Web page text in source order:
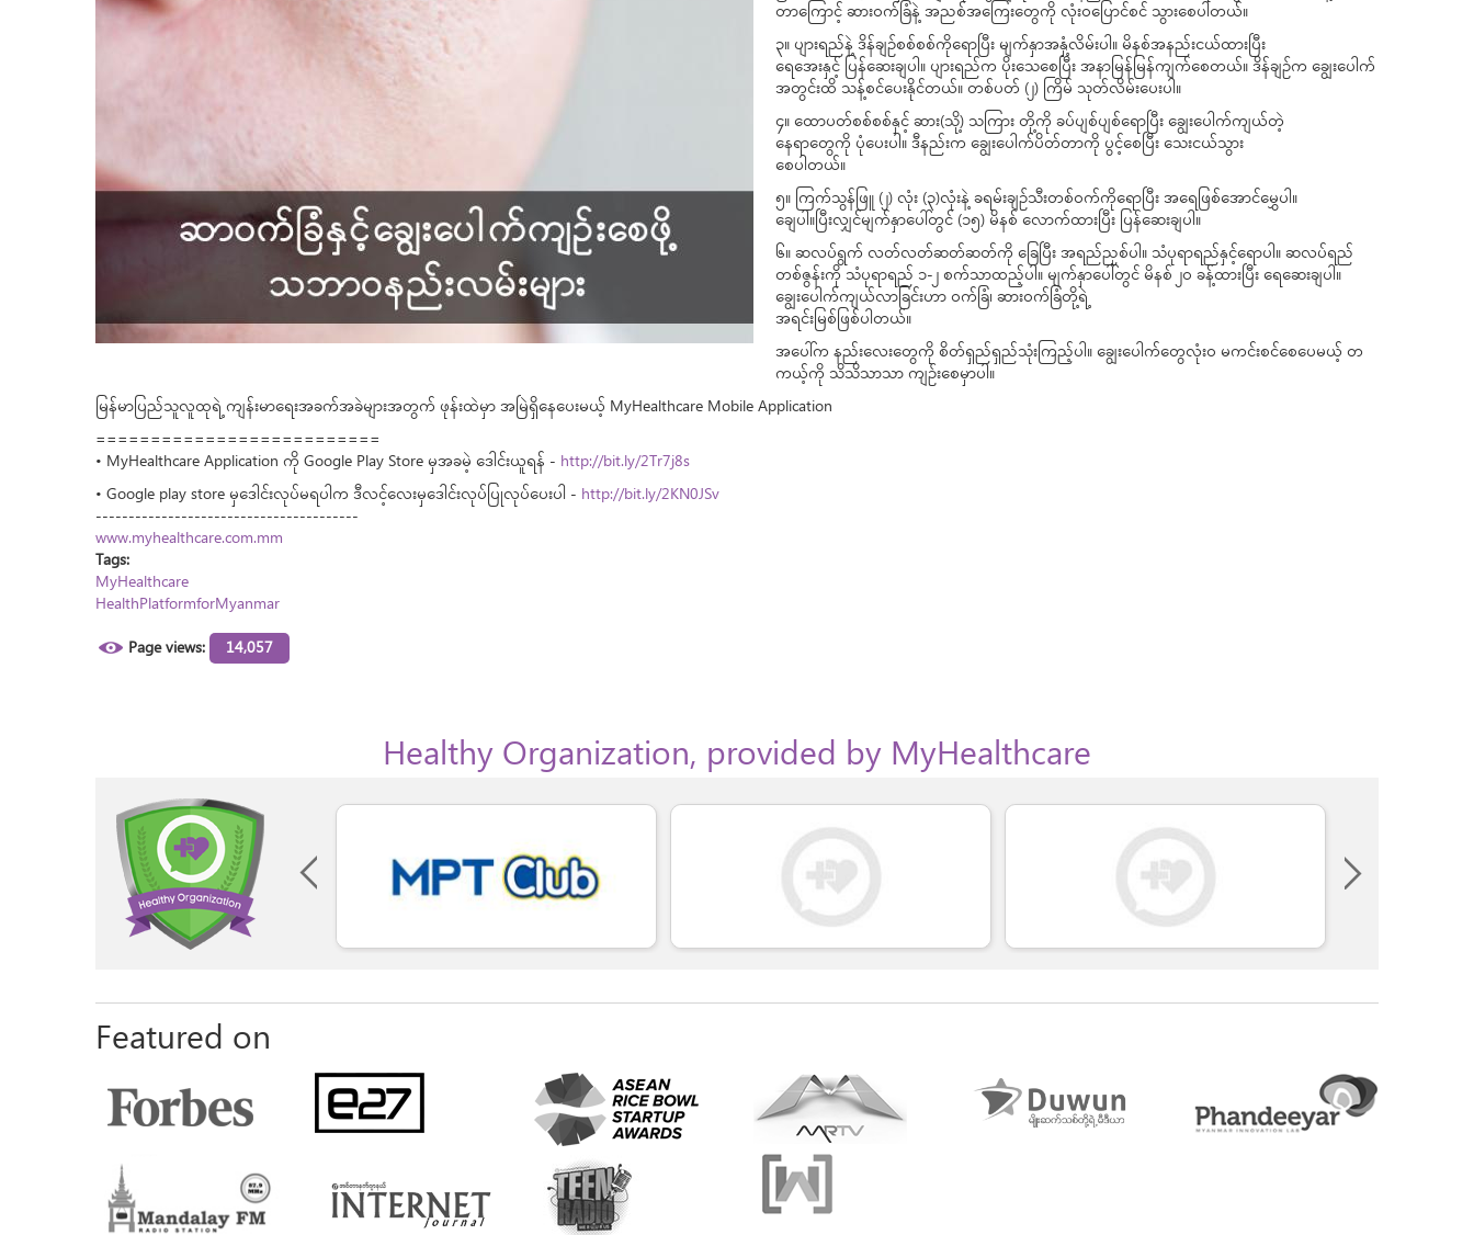
တာကြောင့် ဆားဝက်ခြံနဲ့ အညစ်အကြေးတွေကို လုံးဝပြောင်စင် သွားစေပါတယ်။
၃။ ပျားရည်နဲ့ ဒိန်ချဉ်စစ်စစ်ကိုရောပြီး မျက်နှာအနှံ့လိမ်းပါ။ မိနစ်အနည်းငယ်ထားပြီး
ရေအေးနှင့် ပြန်ဆေးချပါ။ ပျားရည်က ပိုးသေစေပြီး အနာမြန်မြန်ကျက်စေတယ်။ ဒိန်ချဉ်က ချွေးပေါက်
အတွင်းထိ သန့်စင်ပေးနိုင်တယ်။ တစ်ပတ် (၂) ကြိမ် သုတ်လိမ်းပေးပါ။
၄။ ထောပတ်စစ်စစ်နှင့် ဆား(သို့) သကြား တို့ကို ခပ်ပျစ်ပျစ်ရောပြီး ချွေးပေါက်ကျယ်တဲ့
နေရာတွေကို ပုံပေးပါ။ ဒီနည်းက ချွေးပေါက်ပိတ်တာကို ပွင့်စေပြီး သေးငယ်သွား
စေပါတယ်။
၅။ ကြက်သွန်ဖြူ (၂) လုံး (၃)လုံးနဲ့ ခရမ်းချဉ်သီးတစ်ဝက်ကိုရောပြီး အရေဖြစ်အောင်မွှေပါ။
ချေပါ။ပြီးလျှင်မျက်နှာပေါ်တွင် (၁၅) မိနစ် လောက်ထားပြီး ပြန်ဆေးချပါ။
၆။ ဆလပ်ရွက် လတ်လတ်ဆတ်ဆတ်ကို ခြေပြီး အရည်ညှစ်ပါ။ သံပုရာရည်နှင့်ရောပါ။ ဆလပ်ရည်
တစ်ဇွန်းကို သံပုရာရည် ၁-၂ စက်သာထည့်ပါ။ မျက်နှာပေါ်တွင် မိနစ် ၂၀ ခန့်ထားပြီး ရေဆေးချပါ။
ချွေးပေါက်ကျယ်လာခြင်းဟာ ဝက်ခြံ၊ ဆားဝက်ခြံတို့ရဲ့
အရင်းမြစ်ဖြစ်ပါတယ်။
အပေါ်က နည်းလေးတွေကို စိတ်ရှည်ရှည်သုံးကြည့်ပါ။ ချွေးပေါက်တွေလုံး၀ မကင်းစင်စေပေမယ့် တ
ကယ့်ကို သိသိသာသာ ကျဉ်းစေမှာပါ။
မြန်မာပြည်သူလူထုရဲ့ ကျန်းမာရေးအခက်အခဲများအတွက် ဖုန်းထဲမှာ အမြဲရှိနေပေးမယ့် MyHealthcare Mobile Application
==========================
• MyHealthcare Application ကို Google Play Store မှအခမဲ့ ဒေါင်းယူရန် - http://bit.ly/2Tr7j8s
• Google play store မှဒေါင်းလုပ်မရပါက ဒီလင့်လေးမှဒေါင်းလုပ်ပြုလုပ်ပေးပါ - http://bit.ly/2KN0JSv
----------------------------------------
www.myhealthcare.com.mm
Tags:
MyHealthcare
HealthPlatformforMyanmar
Page views:
14,057
Healthy Organization, provided by MyHealthcare
Featured on